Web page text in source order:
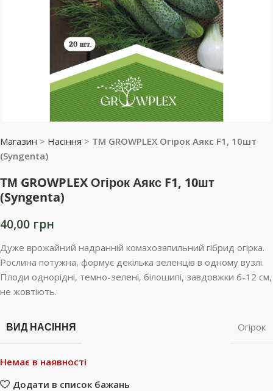
Магазин > Насіння > ТМ GROWPLEX Огірок Аякс F1, 10шт
(Syngenta)
ТМ GROWPLEX Огірок Аякс F1, 10шт
(Syngenta)
40,00 грн
Дуже врожайний надранній комахозапильний гібрид огірка.
Рослина потужна, формує декілька зеленців в одному вузлі.
Плоди однорідні, темно-зелені, білошипі, завдовжки 6-12 см,
не жовтіють.
ВИД НАСІННЯ Огірок
Немає в наявності
Додати в список бажань